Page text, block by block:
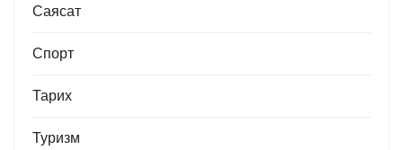
Саясат
Спорт
Тарих
Туризм